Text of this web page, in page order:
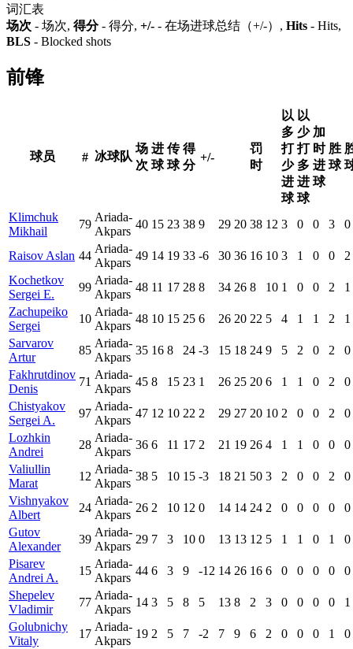
词汇表
场次 - 场次, 得分- 得分, +/- - 在场进球总结（+/-）, Hits - Hits,
BLS - Blocked shots
前锋
球员 # 冰球队
场
次
进
球
传
球
得
分
+/-
罚
时
以
多
打
少
进
球
以
少
打
多
进
球
加
时
进
球
胜
球
Klimchuk
Mikhail
79
Ariada-
Akpars
40 15 23 38 9 29 20 38 12 3 0 0 3 0
Raisov Aslan 44
Ariada-
Akpars
49 14 19 33 -6 30 36 16 10 3 1 0 0
2
Kochetkov
Sergei E.
99
Ariada-
Akpars
48 11 17 28 8 34 26 8 10 1 0 0 2
1
Zachupeiko
Sergei
10
Ariada-
Akpars
48 10 15 25 6 26 20 22 5 4 1 1 2
1
Sarvarov
Artur
85
Ariada-
Akpars
35 16 8 24 -3 15 18 24 9 5 2 0 2
0
Fakhrutdinov
Denis
71
Ariada-
Akpars
45 8 15 23 1 26 25 20 6 1 1 0 2
0
Chistyakov
Sergei A.
97
Ariada-
Akpars
47 12 10 22 2 29 27 20 10 2 0 0 2
0
Lozhkin
Andrei
28
Ariada-
Akpars
36 6 11 17 2 21 19 26 4 1 1 0 0
0
Valiullin
Marat
12
Ariada-
Akpars
38 5 10 15 -3 18 21 50 3 2 0 0 2
0
Vishnyakov
Albert
24
Ariada-
Akpars
26 2 10 12 0 14 14 24 2 0 0 0 0
0
Gutov
Alexander
39
Ariada-
Akpars
29 7 3 10 0 13 13 12 5 1 1 0 1
0
Pisarev
Andrei A.
15
Ariada-
Akpars
44 6 3 9 -12 14 26 16 6 0 0 0 0
0
Shepelev
Vladimir
77
Ariada-
Akpars
14 3 5 8 5 13 8 2 3 0 0 0 0
1
Golubnichy
Vitaly
17
Ariada-
Akpars
19 2 5 7 -2 7 9 6 2 0 0 0 1
0